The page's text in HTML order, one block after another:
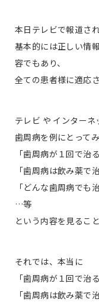
本日テレビで報道さ
基本的には正しい情
容でもあり、
全ての患者様に適応
テレビ や インター
歯周病を例にとって
「歯周病が１回で治る
「歯周病は飲み薬で
「どんな歯周病でも
…等
という内容を見るこ
それでは、本当に
「歯周病が１回で治
「歯周病は飲み薬で